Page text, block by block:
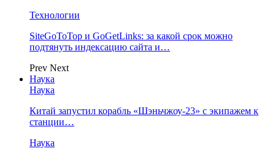
Технологии
SiteGoToTop и GoGetLinks: за какой срок можно
подтянуть индексацию сайта и…
Prev Next
Наука
Наука
Китай запустил корабль «Шэньчжоу-23» с экипажем к
станции…
Наука